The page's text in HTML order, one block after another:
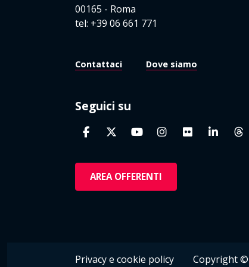
00165 - Roma
tel: +39 06 661 771
Contattaci Dove siamo
Seguici su
AREA OFFERENTI
Privacy e cookie policy Copyright